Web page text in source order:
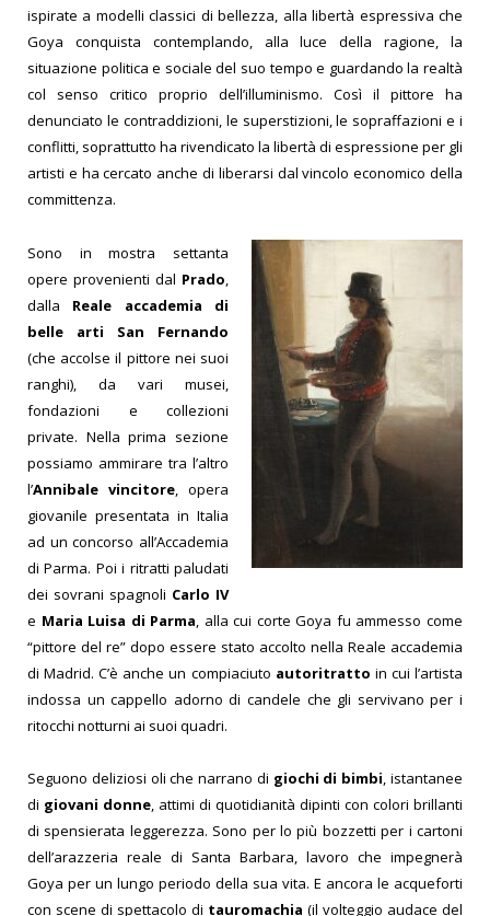
ispirate a modelli classici di bellezza, alla libertà espressiva che
Goya conquista contemplando, alla luce della ragione, la
situazione politica e sociale del suo tempo e guardando la realtà
col senso critico proprio dell’illuminismo. Così il pittore ha
denunciato le contraddizioni, le superstizioni, le sopraffazioni e i
conflitti, soprattutto ha rivendicato la libertà di espressione per gli
artisti e ha cercato anche di liberarsi dal vincolo economico della
committenza.
Sono in mostra settanta
opere provenienti dal Prado
dalla Reale accademia di
belle arti San Fernando
(che accolse il pittore nei suoi
ranghi), da vari musei,
fondazioni e collezioni
private. Nella prima sezione
possiamo ammirare tra l’altro
l’Annibale vincitore , opera
giovanile presentata in Italia
ad un concorso all’Accademia
di Parma. Poi i ritratti paludati
dei sovrani spagnoli Carlo IV
e Maria Luisa di Parma , alla cui corte Goya fu ammesso come
“pittore del re” dopo essere stato accolto nella Reale accademia
di Madrid. C’è anche un compiaciuto autoritratto in cui l’artista
indossa un cappello adorno di candele che gli servivano per i
ritocchi notturni ai suoi quadri.
Seguono deliziosi oli che narrano di giochi di bimbi, istantanee
di giovani donne, attimi di quotidianità dipinti con colori brillanti
di spensierata leggerezza. Sono per lo più bozzetti per i cartoni
dell’arazzeria reale di Santa Barbara, lavoro che impegnerà
Goya per un lungo periodo della sua vita. E ancora le acqueforti
con scene di spettacolo di tauromachia (il volteggio audace del